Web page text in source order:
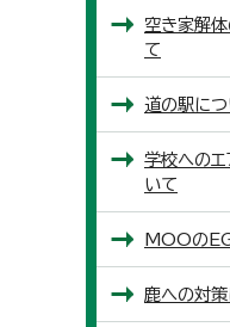
空き家解
て
道の駅につ
学校へのエ
いて
MOOの
鹿への対